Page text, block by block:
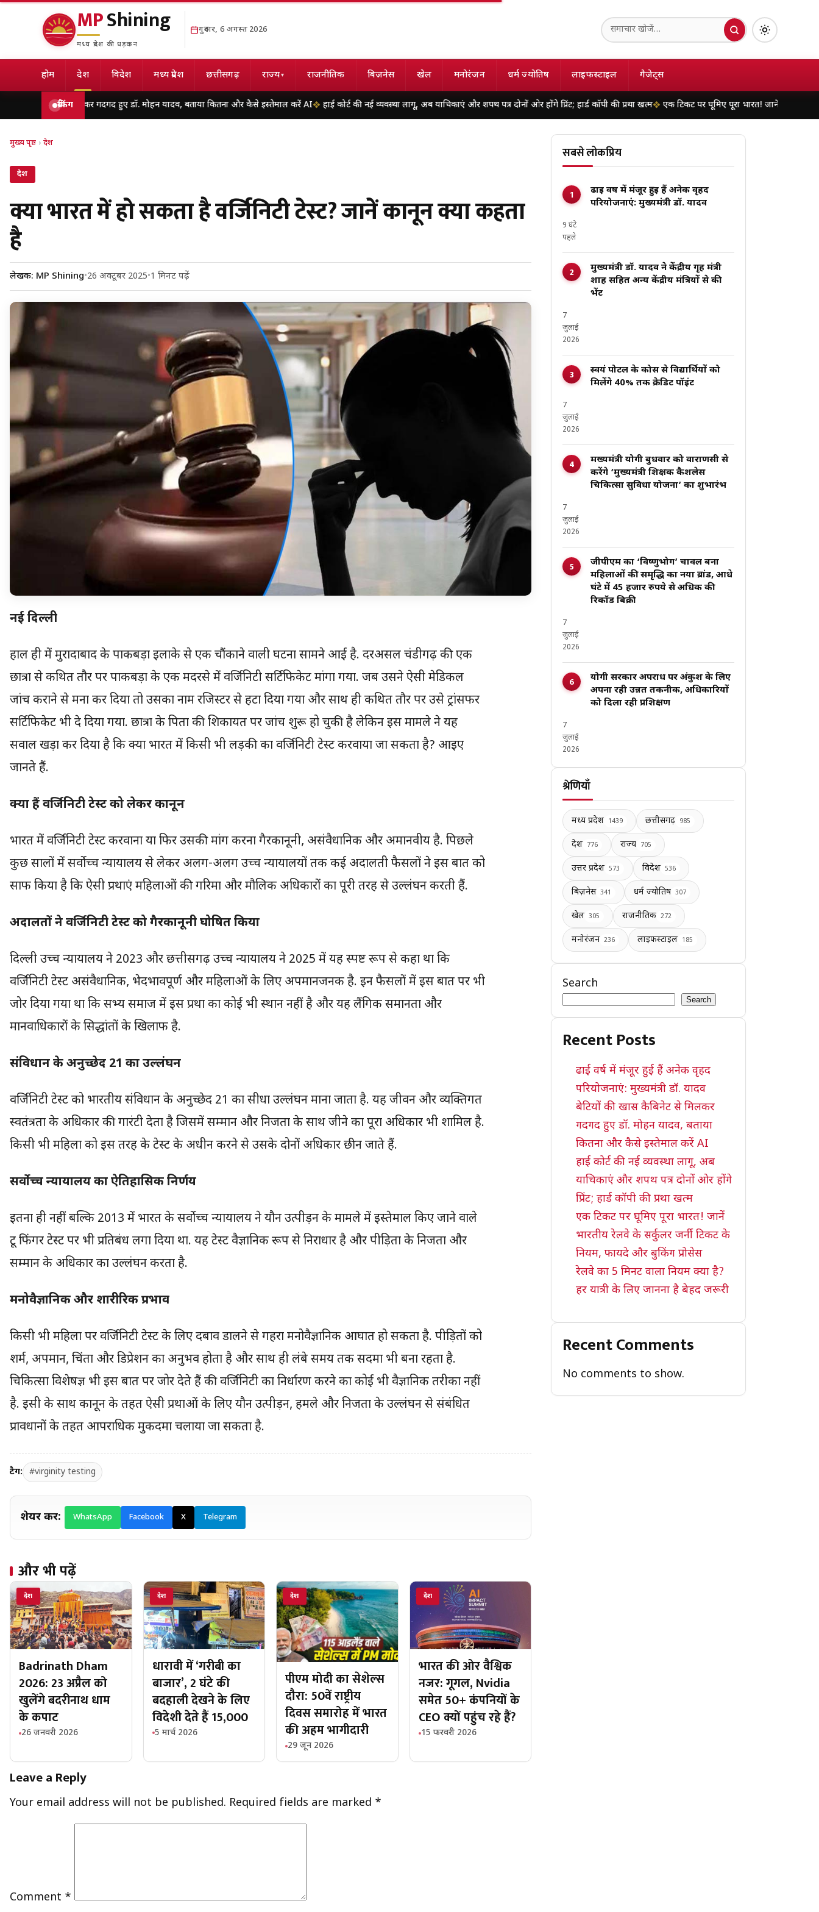
MPShining
मध्य प्रदेश की धड़कन
गुरुवार, 6 अगस्त 2026
होम देश विदेश मध्य प्रदेश छत्तीसगढ़ राज्य▾ राजनीतिक बिज़नेस खेल मनोरंजन धर्म ज्योतिष लाइफस्टाइल गैजेट्स
ब्रेकिंग
मिलकर गदगद हुए डॉ. मोहन यादव, बताया कितना और कैसे इस्तेमाल करें AI हाई कोर्ट की नई व्यवस्था लागू, अब याचिकाएं और शपथ पत्र दोनों ओर होंगे प्रिंट; हार्ड कॉपी की प्रथा खत्म एक टिकट पर घूमिए पूरा भारत! जानें भारतीय रेलवे के सर्कुलर
मुख्य पृष्ठ › देश
देश
क्या भारत में हो सकता है वर्जिनिटी टेस्ट? जानें कानून क्या कहता
है
लेखक: MP Shining•26 अक्टूबर 2025•1 मिनट पढ़ें
नई दिल्ली
हाल ही में मुरादाबाद के पाकबड़ा इलाके से एक चौंकाने वाली घटना सामने आई है. दरअसल चंडीगढ़ की एक
छात्रा से कथित तौर पर पाकबड़ा के एक मदरसे में वर्जिनिटी सर्टिफिकेट मांगा गया. जब उसने ऐसी मेडिकल
जांच कराने से मना कर दिया तो उसका नाम रजिस्टर से हटा दिया गया और साथ ही कथित तौर पर उसे ट्रांसफर
सर्टिफिकेट भी दे दिया गया. छात्रा के पिता की शिकायत पर जांच शुरू हो चुकी है लेकिन इस मामले ने यह
सवाल खड़ा कर दिया है कि क्या भारत में किसी भी लड़की का वर्जिनिटी टेस्ट करवाया जा सकता है? आइए
जानते हैं.
क्या हैं वर्जिनिटी टेस्ट को लेकर कानून
भारत में वर्जिनिटी टेस्ट करवाना या फिर उसकी मांग करना गैरकानूनी, असंवैधानिक और अमानवीय है. पिछले
कुछ सालों में सर्वोच्च न्यायालय से लेकर अलग-अलग उच्च न्यायालयों तक कई अदालती फैसलों ने इस बात को
साफ किया है कि ऐसी प्रथाएं महिलाओं की गरिमा और मौलिक अधिकारों का पूरी तरह से उल्लंघन करती हैं.
अदालतों ने वर्जिनिटी टेस्ट को गैरकानूनी घोषित किया
दिल्ली उच्च न्यायालय ने 2023 और छत्तीसगढ़ उच्च न्यायालय ने 2025 में यह स्पष्ट रूप से कहा था कि
वर्जिनिटी टेस्ट असंवैधानिक, भेदभावपूर्ण और महिलाओं के लिए अपमानजनक है. इन फैसलों में इस बात पर भी
जोर दिया गया था कि सभ्य समाज में इस प्रथा का कोई भी स्थान नहीं है और यह लैंगिक समानता और
मानवाधिकारों के सिद्धांतों के खिलाफ है.
संविधान के अनुच्छेद 21 का उल्लंघन
वर्जिनिटी टेस्ट को भारतीय संविधान के अनुच्छेद 21 का सीधा उल्लंघन माना जाता है. यह जीवन और व्यक्तिगत
स्वतंत्रता के अधिकार की गारंटी देता है जिसमें सम्मान और निजता के साथ जीने का पूरा अधिकार भी शामिल है.
किसी भी महिला को इस तरह के टेस्ट के अधीन करने से उसके दोनों अधिकार छीन जाते हैं.
सर्वोच्च न्यायालय का ऐतिहासिक निर्णय
इतना ही नहीं बल्कि 2013 में भारत के सर्वोच्च न्यायालय ने यौन उत्पीड़न के मामले में इस्तेमाल किए जाने वाले
टू फिंगर टेस्ट पर भी प्रतिबंध लगा दिया था. यह टेस्ट वैज्ञानिक रूप से निराधार है और पीड़िता के निजता और
सम्मान के अधिकार का उल्लंघन करता है.
मनोवैज्ञानिक और शारीरिक प्रभाव
किसी भी महिला पर वर्जिनिटी टेस्ट के लिए दबाव डालने से गहरा मनोवैज्ञानिक आघात हो सकता है. पीड़ितों को
शर्म, अपमान, चिंता और डिप्रेशन का अनुभव होता है और साथ ही लंबे समय तक सदमा भी बना रहता है.
चिकित्सा विशेषज्ञ भी इस बात पर जोर देते हैं की वर्जिनिटी का निर्धारण करने का कोई भी वैज्ञानिक तरीका नहीं
है. इसी के साथ कानून के तहत ऐसी प्रथाओं के लिए यौन उत्पीड़न, हमले और निजता के उल्लंघन से संबंधित
प्रावधानों के तहत आपराधिक मुकदमा चलाया जा सकता है.
टैग: #virginity testing
शेयर करें: WhatsApp Facebook X Telegram
और भी पढ़ें
देश
Badrinath Dham
2026: 23 अप्रैल को
खुलेंगे बदरीनाथ धाम
के कपाट
26 जनवरी 2026
देश
धारावी में ‘गरीबी का
बाजार’, 2 घंटे की
बदहाली देखने के लिए
विदेशी देते हैं 15,000
5 मार्च 2026
देश
पीएम मोदी का सेशेल्स
दौरा: 50वें राष्ट्रीय
दिवस समारोह में भारत
की अहम भागीदारी
29 जून 2026
देश
भारत की ओर वैश्विक
नजर: गूगल, Nvidia
समेत 50+ कंपनियों के
CEO क्यों पहुंच रहे हैं?
15 फरवरी 2026
Leave a Reply
Your email address will not be published. Required fields are marked *
Comment *
सबसे लोकप्रिय
ढाई वर्ष में मंजूर हुई हैं अनेक वृहद
परियोजनाएं: मुख्यमंत्री डॉ. यादव
9 घंटे
पहले
मुख्यमंत्री डॉ. यादव ने केंद्रीय गृह मंत्री
शाह सहित अन्य केंद्रीय मंत्रियों से की
भेंट
7
जुलाई
2026
स्वयं पोर्टल के कोर्स से विद्यार्थियों को
मिलेंगे 40% तक क्रेडिट पॉइंट
7
जुलाई
2026
मख्यमंत्री योगी बुधवार को वाराणसी से
करेंगे ‘मुख्यमंत्री शिक्षक कैशलेस
चिकित्सा सुविधा योजना’ का शुभारंभ
7
जुलाई
2026
जीपीएम का ‘विष्णुभोग’ चावल बना
महिलाओं की समृद्धि का नया ब्रांड, आधे
घंटे में 45 हजार रुपये से अधिक की
रिकॉर्ड बिक्री
7
जुलाई
2026
योगी सरकार अपराध पर अंकुश के लिए
अपना रही उन्नत तकनीक, अधिकारियों
को दिला रही प्रशिक्षण
7
जुलाई
2026
श्रेणियाँ
मध्य प्रदेश 1439 छत्तीसगढ़ 985
देश 776 राज्य 705
उत्तर प्रदेश 573 विदेश 536
बिज़नेस 341 धर्म ज्योतिष 307
खेल 305 राजनीतिक 272
मनोरंजन 236 लाइफस्टाइल 185
Search
Search
Recent Posts
ढाई वर्ष में मंजूर हुई हैं अनेक वृहद
परियोजनाएं: मुख्यमंत्री डॉ. यादव
बेटियों की खास कैबिनेट से मिलकर
गदगद हुए डॉ. मोहन यादव, बताया
कितना और कैसे इस्तेमाल करें AI
हाई कोर्ट की नई व्यवस्था लागू, अब
याचिकाएं और शपथ पत्र दोनों ओर होंगे
प्रिंट; हार्ड कॉपी की प्रथा खत्म
एक टिकट पर घूमिए पूरा भारत! जानें
भारतीय रेलवे के सर्कुलर जर्नी टिकट के
नियम, फायदे और बुकिंग प्रोसेस
रेलवे का 5 मिनट वाला नियम क्या है?
हर यात्री के लिए जानना है बेहद जरूरी
Recent Comments
No comments to show.